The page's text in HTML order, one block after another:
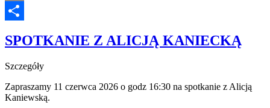
Email
SPOTKANIE Z ALICJĄ KANIECKĄ
Szczegóły
Zapraszamy 11 czerwca 2026 o godz 16:30 na spotkanie z Alicją
Kaniewską.